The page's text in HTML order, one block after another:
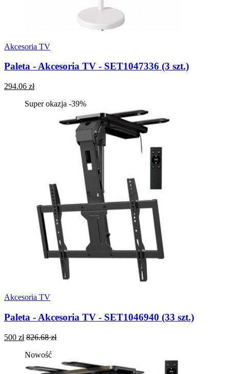
Akcesoria TV
Paleta - Akcesoria TV - SET1047336 (3 szt.)
294.06 zł
Super okazja -39%
Akcesoria TV
Paleta - Akcesoria TV - SET1046940 (33 szt.)
500 zł 826.68 zł
Nowość